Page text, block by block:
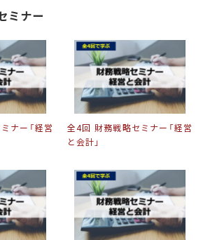
ミナー
ナー「経営
全4回 財務戦略セミナー「経営
と会計」